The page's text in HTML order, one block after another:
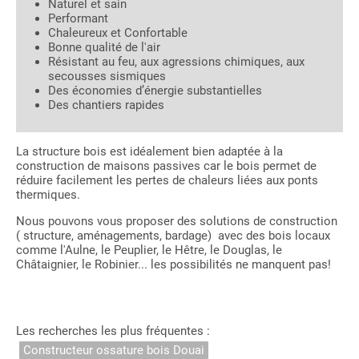
Naturel et sain
Performant
Chaleureux et Confortable
Bonne qualité de l'air
Résistant au feu, aux agressions chimiques, aux
secousses sismiques
Des économies d’énergie substantielles
Des chantiers rapides
La structure bois est idéalement bien adaptée à la
construction de maisons passives car le bois permet de
réduire facilement les pertes de chaleurs liées aux ponts
thermiques.
Nous pouvons vous proposer des solutions de construction
( structure, aménagements, bardage) avec des bois locaux
comme l'Aulne, le Peuplier, le Hêtre, le Douglas, le
Châtaignier, le Robinier... les possibilités ne manquent pas!
Les recherches les plus fréquentes :
Constructeur ossature bois Douai